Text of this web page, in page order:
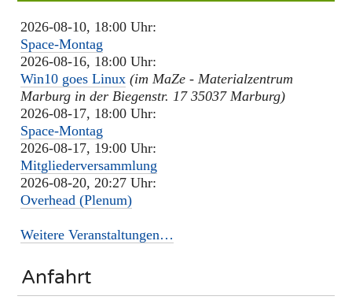
2026-08-10, 18:00 Uhr:
Space-Montag
2026-08-16, 18:00 Uhr:
Win10 goes Linux (im MaZe - Materialzentrum
Marburg in der Biegenstr. 17 35037 Marburg)
2026-08-17, 18:00 Uhr:
Space-Montag
2026-08-17, 19:00 Uhr:
Mitgliederversammlung
2026-08-20, 20:27 Uhr:
Overhead (Plenum)
Weitere Veranstaltungen…
Anfahrt